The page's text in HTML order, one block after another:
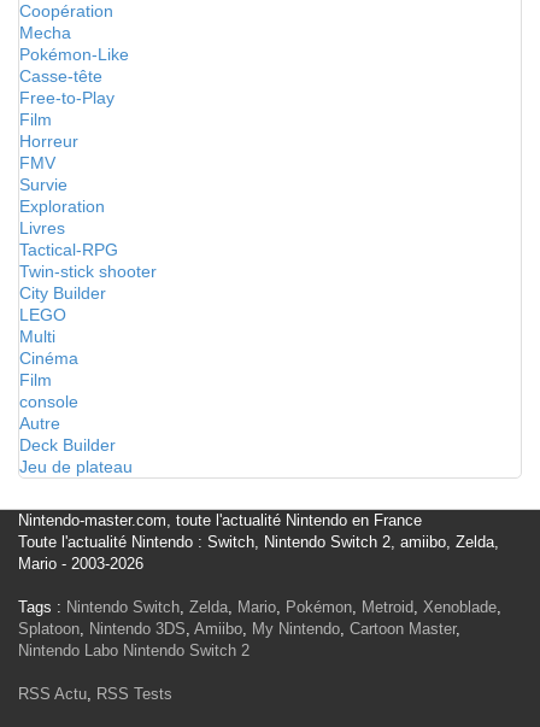
Coopération
Mecha
Pokémon-Like
Casse-tête
Free-to-Play
Film
Horreur
FMV
Survie
Exploration
Livres
Tactical-RPG
Twin-stick shooter
City Builder
LEGO
Multi
Cinéma
Film
console
Autre
Deck Builder
Jeu de plateau
Nintendo-master.com, toute l'actualité Nintendo en France
Toute l'actualité Nintendo : Switch, Nintendo Switch 2, amiibo, Zelda,
Mario - 2003-2026
Tags : Nintendo Switch, Zelda, Mario, Pokémon, Metroid, Xenoblade,
Splatoon, Nintendo 3DS, Amiibo, My Nintendo, Cartoon Master,
Nintendo Labo Nintendo Switch 2
RSS Actu, RSS Tests